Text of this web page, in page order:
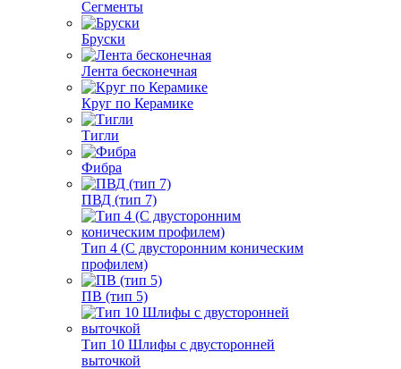
Сегменты
Бруски
Лента бесконечная
Круг по Керамике
Тигли
Фибра
ПВД (тип 7)
Тип 4 (С двусторонним коническим
профилем)
ПВ (тип 5)
Тип 10 Шлифы с двусторонней
выточкой